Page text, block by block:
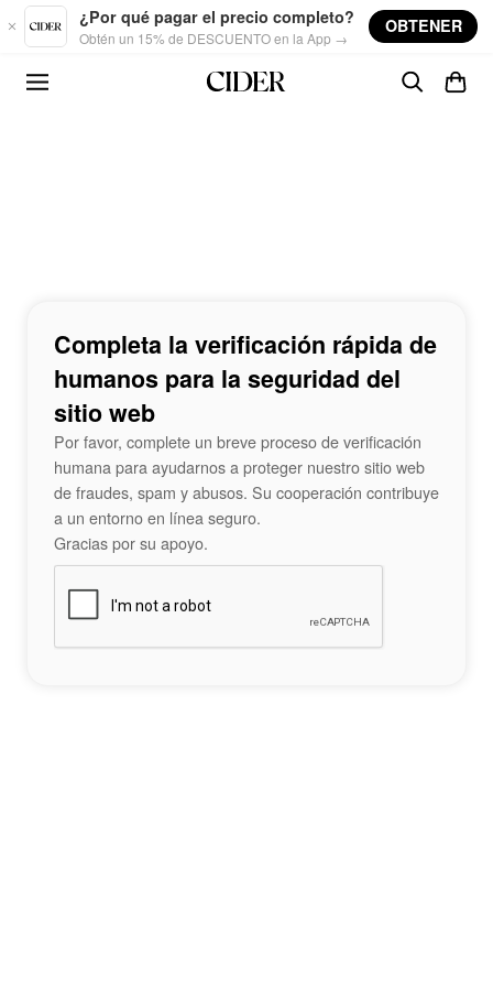
Skip to main content
¿Por qué pagar el precio completo?
Obtén un 15% de DESCUENTO en la App →
OBTENER
Completa la verificación rápida de
humanos para la seguridad del
sitio web
Por favor, complete un breve proceso de verificación
humana para ayudarnos a proteger nuestro sitio web
de fraudes, spam y abusos. Su cooperación contribuye
a un entorno en línea seguro.
Gracias por su apoyo.